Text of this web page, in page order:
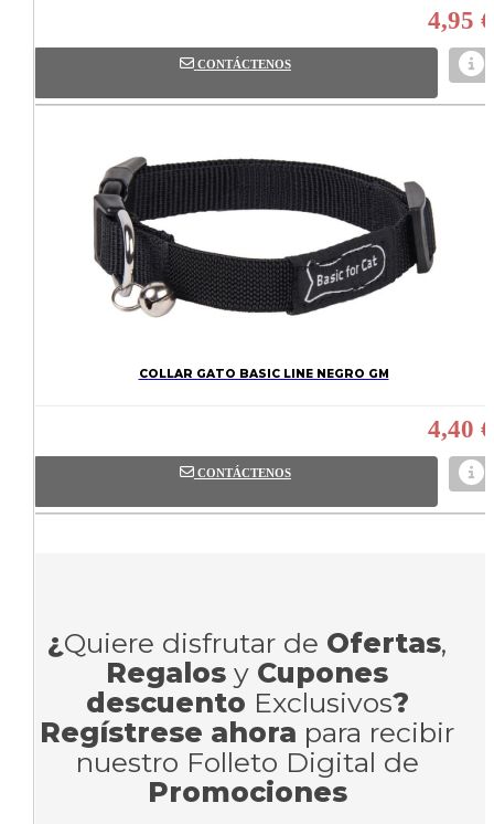
4,95 €
CONTÁCTENOS
COLLAR GATO BASIC LINE NEGRO GM
4,40 €
CONTÁCTENOS
¿Quiere disfrutar de Ofertas,
Regalos y Cupones
descuento Exclusivos?
Regístrese ahora para recibir
nuestro Folleto Digital de
Promociones